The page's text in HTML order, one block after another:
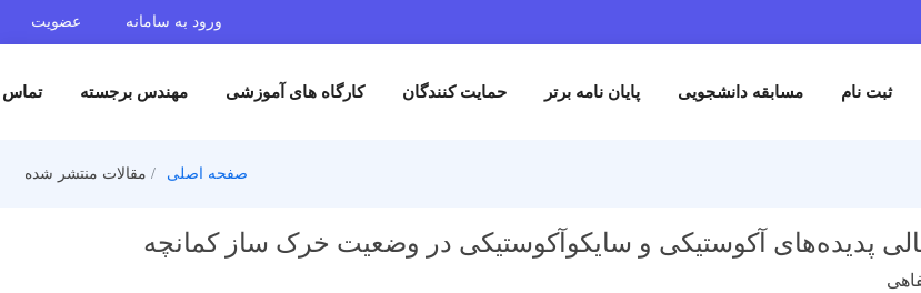
ورود به سامانه عضویت
مسابقه دانشجویی پایان نامه برتر حمایت کنندگان کارگاه های آموزشی مهندس برجسته تماس با ما
صفحه اصلی مقالات منتشر شده
آکوستیکی و سایکوآکوستیکی در وضعیت خرک ساز کمانچه